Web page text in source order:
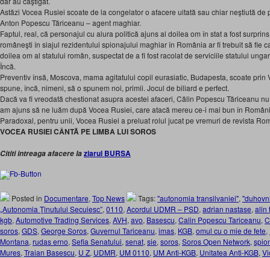
Astăzi Vocea Rusiei scoate de la congelator o afacere uitată sau chiar neştiută
Anton Popescu Tăriceanu – agent maghiar.
Faptul, real, că personajul cu alura politică ajuns al doilea om în stat a fost
româneşti în siajul rezidentului spionajului maghiar în România ar fi trebuit să fie
doilea om al statului român, suspectat de a fi fost racolat de serviciile statului
Încă.
Preventiv însă, Moscova, mama agitatului copil eurasiatic, Budapesta, scoate
spune, încă, nimeni, să o spunem noi, primii. Jocul de biliard e perfect.
Dacă va fi vreodată chestionat asupra acestei afaceri, Călin Popescu Tăriceanu
am ajuns să ne luăm după Vocea Rusiei, care atacă mereu ce-i mai bun în
Paradoxal, pentru unii, Vocea Rusiei a preluat rolul jucat pe vremuri de revista
VOCEA RUSIEI CÂNTĂ PE LIMBA LUI SOROS
Cititi intreaga afacere laziarul BURSA
Posted in Documentare, Top News Tags:"autonomia transilvaniei",
„Autonomia Ţinutului Secuiesc”, 0110, Acordul UDMR – PSD, adrian nastase, alin
kgb, Automotive Trading Services, AVH, avo, Basescu, Calin Popescu Tariceanu,
soros, GDS, George Soros, Guvernul Tariceanu, imas, KGB, omul cu o mie de fete,
Montana, rudas erno, Sefia Senatului, senat, sie, soros, Soros Open Network,
Mures, Traian Basescu, U Z, UDMR, UM 0110, UM Anti-KGB, Unitatea Anti-KGB,